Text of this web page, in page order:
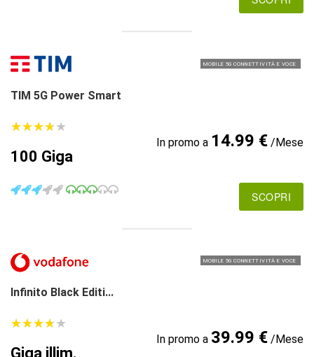
MOBILE 5G CONNETTIVITÀ E VOCE
TIM 5G Power Smart
★★★★★
★★★★★
100 Giga
In promo a 14.99 €/Mese
SCOPRI
MOBILE 5G CONNETTIVITÀ E VOCE
Infinito Black Editi...
★★★★★
★★★★★
Giga illim.
In promo a 39.99 €/Mese